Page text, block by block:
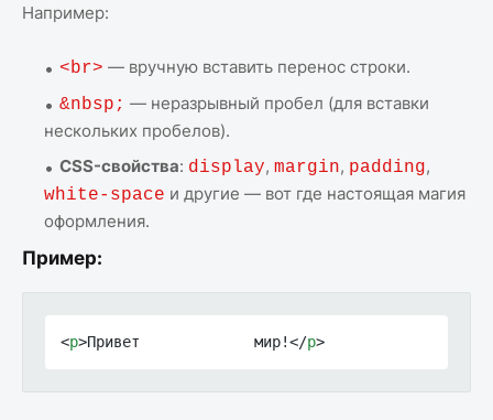
Например:
<br> — вручную вставить перенос строки.
&nbsp; — неразрывный пробел (для вставки
нескольких пробелов).
CSS-свойства: display, margin, padding,
white-space и другие — вот где настоящая магия
оформления.
Пример:
<p>Привет             мир!</p>